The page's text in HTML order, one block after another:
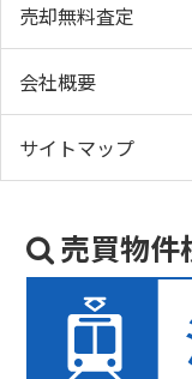
売却無料査定
会社概要
サイトマップ
売買物件